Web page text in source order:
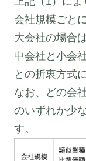
会社規模ごと
大会社の場合
中会社と小会
との折衷方式
なお、どの会
のいずれか少
す。